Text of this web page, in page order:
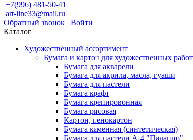
+7(996) 481-50-41
art-line33@mail.ru
Обратный звонок
Войти
Каталог
Художественный ассортимент
Бумага и картон для художественных работ
Бумага для акварели
Бумага для акрила, масла, гуаши
Бумага для пастели
Бумага крафт
Бумага крепировонная
Бумага рисовая
Картон, пенокартон
Бумага каменная (синтетическая)
Бумага для пастели А-4 "Палаццо"